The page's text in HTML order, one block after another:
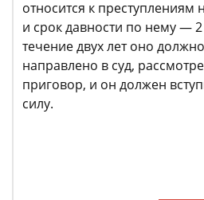
относится к преступлениям
и срок давности по нему — 2
течение двух лет оно
направлено в суд,
приговор, и он должен
силу.